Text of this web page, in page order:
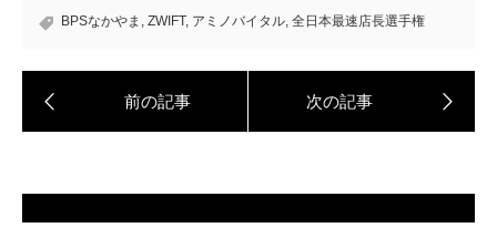
BPSなかやま , ZWIFT, アミノバイタル, 全日本最速店長選手権